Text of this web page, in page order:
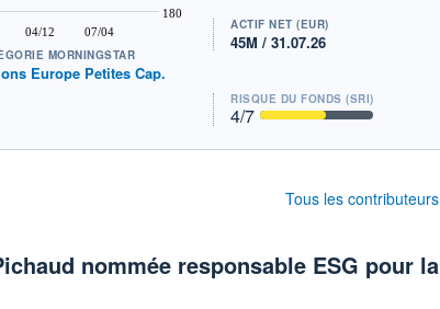
04/12 07/04
180
MORNINGSTAR
Europe Petites Cap.
ACTIF NET (EUR)
45M / 31.07.26
RISQUE DU FONDS (SRI)
4/7
Tous les contributeurs
nommée responsable ESG pour la